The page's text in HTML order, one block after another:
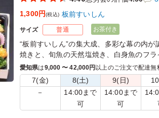
1,300円(税込) 板前すいしん
サイズ 普通 お茶付き
“板前すいしん”の集大成、多彩な幕の内が
焼きと、旬魚の天然塩焼き、白身魚のフ
腹に優しく和惣菜の副菜もある自慢の幕の
愛知県は9,000 〜 42,000円 以上のご注文で配達無
7(金) 8(土) 9(日)
－
14:00まで
可
14:00まで
可